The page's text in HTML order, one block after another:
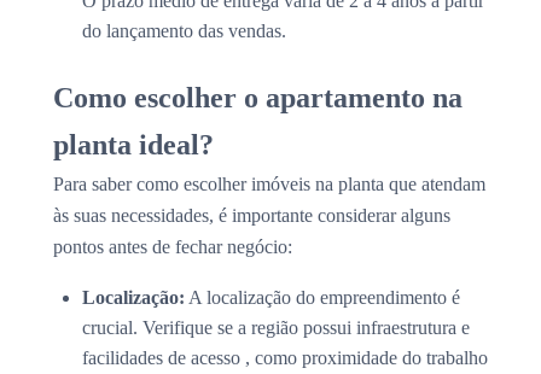
do lançamento das vendas.
Como escolher o apartamento na
planta ideal?
Para saber como escolher imóveis na planta que atendam
às suas necessidades, é importante considerar alguns
pontos antes de fechar negócio:
Localização: A localização do empreendimento é
crucial. Verifique se a região possui infraestrutura e
facilidades de acesso , como proximidade do trabalho